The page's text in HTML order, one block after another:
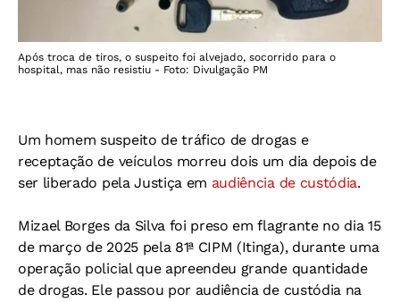
Após troca de tiros, o suspeito foi alvejado, socorrido para o
hospital, mas não resistiu - Foto: Divulgação PM
Um homem suspeito de tráfico de drogas e
receptação de veículos morreu dois um dia depois de
ser liberado pela Justiça em audiência de custódia.
Mizael Borges da Silva foi preso em flagrante no dia 15
de março de 2025 pela 81ª CIPM (Itinga), durante uma
operação policial que apreendeu grande quantidade
de drogas. Ele passou por audiência de custódia na